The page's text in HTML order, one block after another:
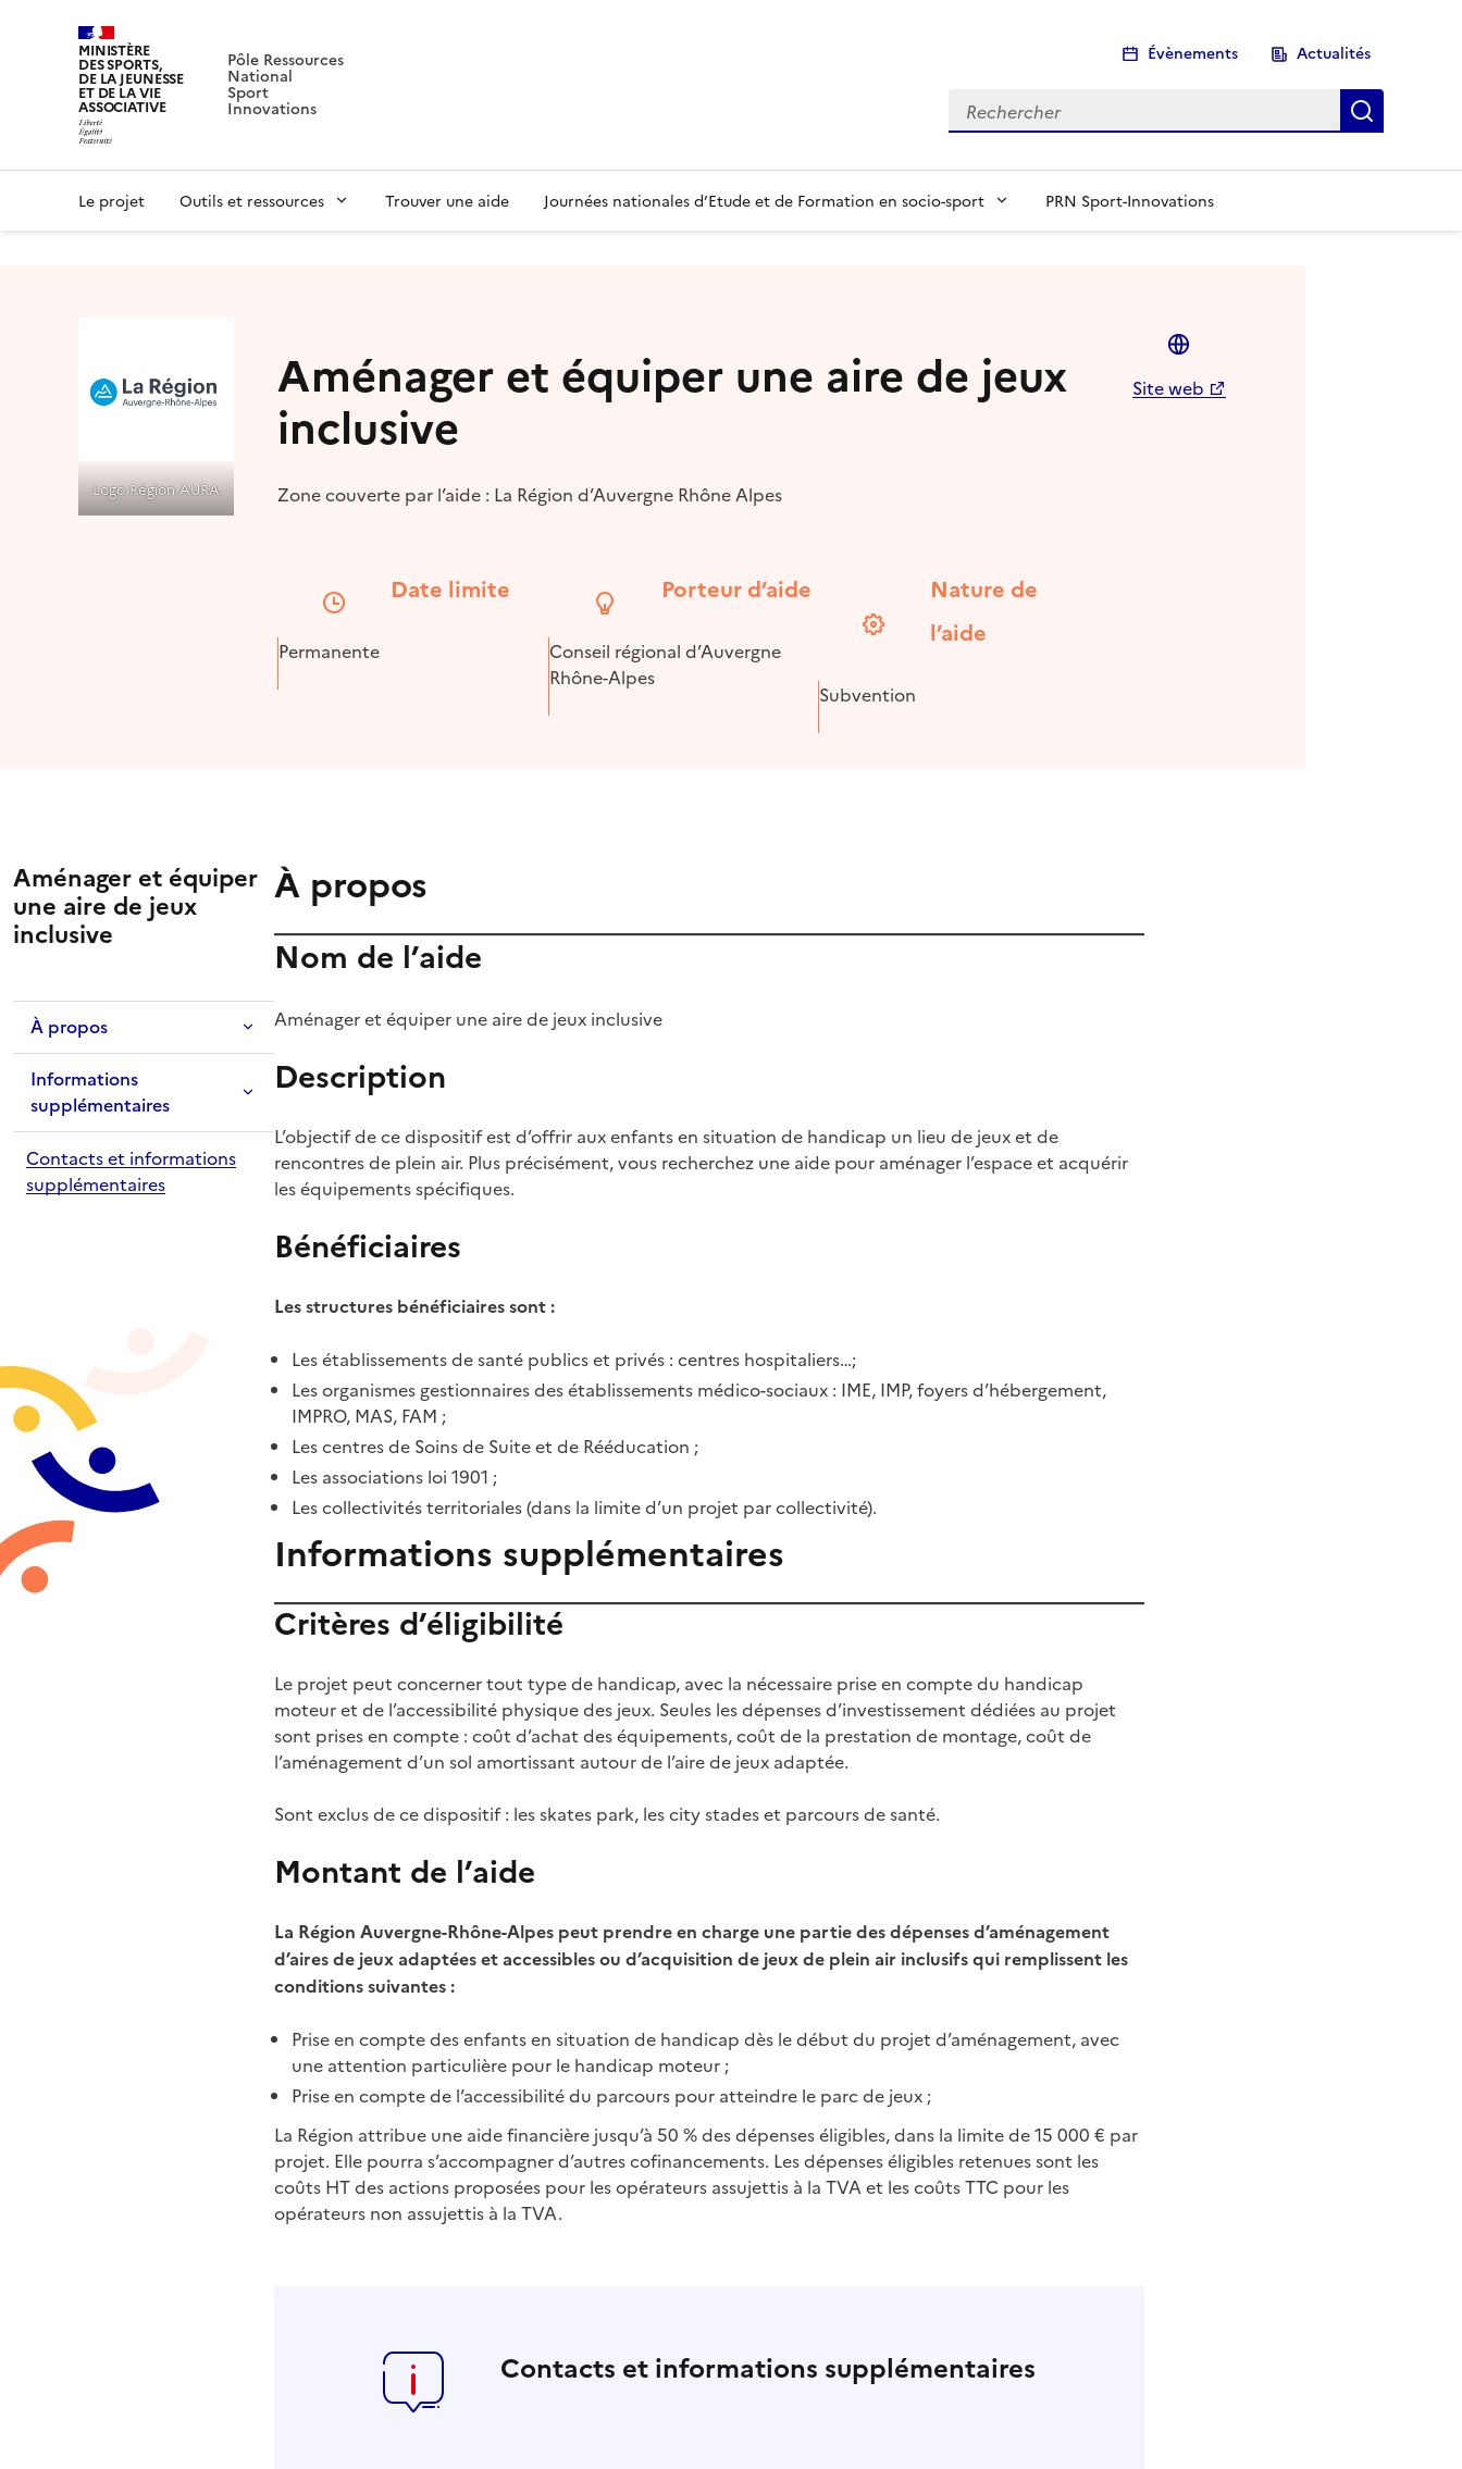
MINISTÈRE
DES SPORTS,
DE LA JEUNESSE
ET DE LA VIE
ASSOCIATIVE
Pôle Ressources
National
Sport
Innovations
Évènements Actualités
Rechercher
Le projet Outils et ressources Trouver une aide Journées nationales d’Etude et de Formation en socio-sport PRN Sport-Innovations
Logo Région AURA
Aménager et équiper une aire de jeux
inclusive
Zone couverte par l’aide : La Région d’Auvergne Rhône Alpes
Site web
Date limite
Permanente
Porteur d’aide
Conseil régional d’Auvergne
Rhône-Alpes
Nature de
l’aide
Subvention
Aménager et équiper
une aire de jeux
inclusive
À propos
Informations
supplémentaires
Contacts et informations
supplémentaires
À propos
Nom de l’aide
Aménager et équiper une aire de jeux inclusive
Description
L’objectif de ce dispositif est d’offrir aux enfants en situation de handicap un lieu de jeux et de
rencontres de plein air. Plus précisément, vous recherchez une aide pour aménager l’espace et acquérir
les équipements spécifiques.
Bénéficiaires
Les structures bénéficiaires sont :
Les établissements de santé publics et privés : centres hospitaliers…;
Les organismes gestionnaires des établissements médico-sociaux : IME, IMP, foyers d’hébergement,
IMPRO, MAS, FAM ;
Les centres de Soins de Suite et de Rééducation ;
Les associations loi 1901 ;
Les collectivités territoriales (dans la limite d’un projet par collectivité).
Informations supplémentaires
Critères d’éligibilité
Le projet peut concerner tout type de handicap, avec la nécessaire prise en compte du handicap
moteur et de l’accessibilité physique des jeux. Seules les dépenses d’investissement dédiées au projet
sont prises en compte : coût d’achat des équipements, coût de la prestation de montage, coût de
l’aménagement d’un sol amortissant autour de l’aire de jeux adaptée.
Sont exclus de ce dispositif : les skates park, les city stades et parcours de santé.
Montant de l’aide
La Région Auvergne-Rhône-Alpes peut prendre en charge une partie des dépenses d’aménagement
d’aires de jeux adaptées et accessibles ou d’acquisition de jeux de plein air inclusifs qui remplissent les
conditions suivantes :
Prise en compte des enfants en situation de handicap dès le début du projet d’aménagement, avec
une attention particulière pour le handicap moteur ;
Prise en compte de l’accessibilité du parcours pour atteindre le parc de jeux ;
La Région attribue une aide financière jusqu’à 50 % des dépenses éligibles, dans la limite de 15 000 € par
projet. Elle pourra s’accompagner d’autres cofinancements. Les dépenses éligibles retenues sont les
coûts HT des actions proposées pour les opérateurs assujettis à la TVA et les coûts TTC pour les
opérateurs non assujettis à la TVA.
Contacts et informations supplémentaires